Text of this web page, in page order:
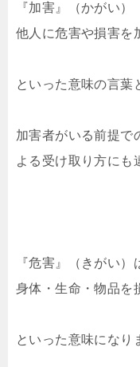
『加害』（かがい）
他人に危害や損害を
といった意味の言葉
加害者がいる前提で
よる受け取り方にも
『危害』（きがい）
身体・生命・物品を
といった意味になり